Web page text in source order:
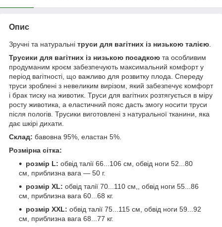
Опис
Зручні та натуральні труси для вагітних із низькою талією
Трусики для вагітних із низькою посадкою та особливим
продуманим кроєм забезпечують максимальний комфорт у
період вагітності, що важливо для розвитку плода. Спереду
труси зроблені з невеликим вирізом, який забезпечує комфорт
і брак тиску на животик. Труси для вагітних розтягується в міру
росту животика, а еластичний пояс дасть змогу носити труси
після пологів. Трусики виготовлені з натуральної тканини, яка
дає шкірі дихати.
Склад: бавовна 95%, еластан 5%.
Розмірна сітка:
розмір L: обвід талії 66...106 см, обвід ноги 52...80
см, приблизна вага — 50 г.
розмір XL: обвід талії 70...110 см,, обвід ноги 55...86
см, приблизна вага 60...68 кг.
розмір XXL: обвід талії 75...115 см, обвід ноги 59...92
см, приблизна вага 68...77 кг.